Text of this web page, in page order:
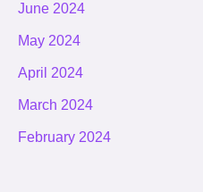
June 2024
May 2024
April 2024
March 2024
February 2024